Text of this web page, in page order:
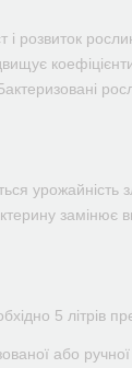
розвиток
урожайність
замінює
5 літрів
або